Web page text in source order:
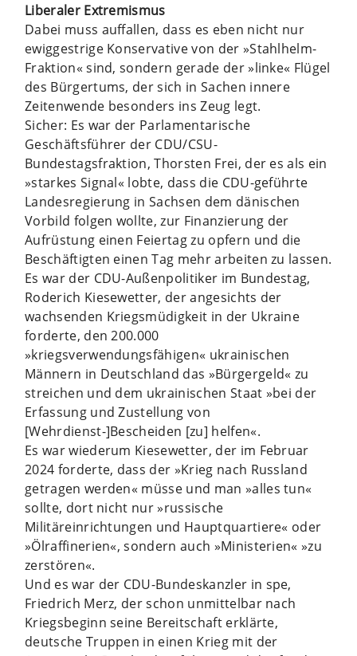
Liberaler Extremismus
Dabei muss auffallen, dass es eben nicht nur
ewiggestrige Konservative von der »Stahlhelm-
Fraktion« sind, sondern gerade der »linke« Flügel
des Bürgertums, der sich in Sachen innere
Zeitenwende besonders ins Zeug legt.
Sicher: Es war der Parlamentarische
Geschäftsführer der CDU/CSU-
Bundestagsfraktion, Thorsten Frei, der es als ein
»starkes Signal« lobte, dass die CDU-geführte
Landesregierung in Sachsen dem dänischen
Vorbild folgen wollte, zur Finanzierung der
Aufrüstung einen Feiertag zu opfern und die
Beschäftigten einen Tag mehr arbeiten zu lassen.
Es war der CDU-Außenpolitiker im Bundestag,
Roderich Kiesewetter, der angesichts der
wachsenden Kriegsmüdigkeit in der Ukraine
forderte, den 200.000
»kriegsverwendungsfähigen« ukrainischen
Männern in Deutschland das »Bürgergeld« zu
streichen und dem ukrainischen Staat »bei der
Erfassung und Zustellung von
[Wehrdienst-]Bescheiden [zu] helfen«.
Es war wiederum Kiesewetter, der im Februar
2024 forderte, dass der »Krieg nach Russland
getragen werden« müsse und man »alles tun«
sollte, dort nicht nur »russische
Militäreinrichtungen und Hauptquartiere« oder
»Ölraffinerien«, sondern auch »Ministerien« »zu
zerstören«.
Und es war der CDU-Bundeskanzler in spe,
Friedrich Merz, der schon unmittelbar nach
Kriegsbeginn seine Bereitschaft erklärte,
deutsche Truppen in einen Krieg mit der